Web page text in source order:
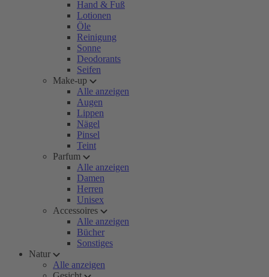
Hand & Fuß
Lotionen
Öle
Reinigung
Sonne
Deodorants
Seifen
Make-up
Alle anzeigen
Augen
Lippen
Nägel
Pinsel
Teint
Parfum
Alle anzeigen
Damen
Herren
Unisex
Accessoires
Alle anzeigen
Bücher
Sonstiges
Natur
Alle anzeigen